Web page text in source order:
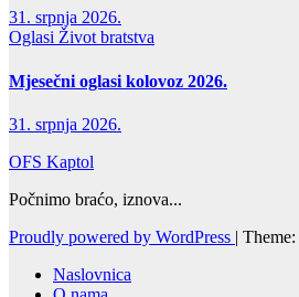
31. srpnja 2026.
Oglasi Život bratstva
Mjesečni oglasi kolovoz 2026.
31. srpnja 2026.
OFS Kaptol
Počnimo braćo, iznova...
Proudly powered by WordPress | Theme:
Naslovnica